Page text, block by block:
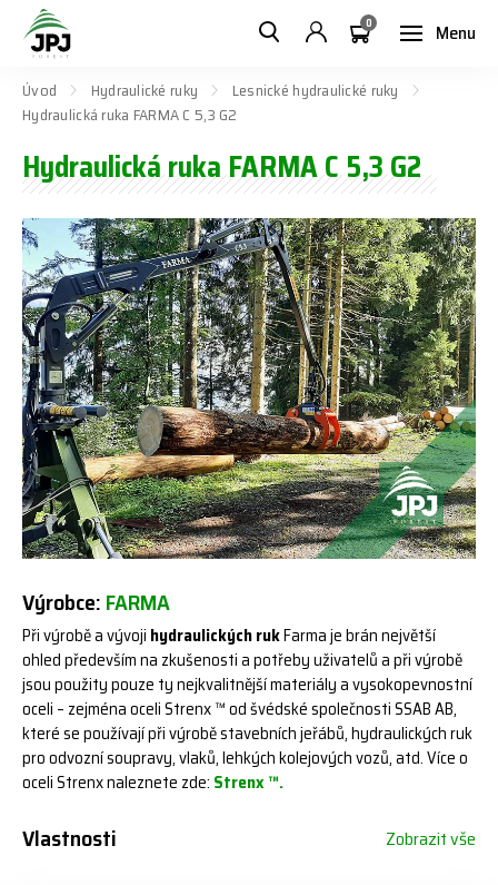
Menu
0
Úvod Hydraulické ruky
Lesnické hydraulické ruky
Hydraulická ruka FARMA C 5,3 G2
Hydraulická ruka FARMA C 5,3 G2
Výrobce:FARMA
Při výrobě a vývoji hydraulických rukFarma je brán největší
ohled především na zkušenosti a potřeby uživatelů a při výrobě
jsou použity pouze ty nejkvalitnější materiály a vysokopevnostní
oceli – zejména oceli Strenx ™ od švédské společnosti SSAB AB,
které se používají při výrobě stavebních jeřábů, hydraulických ruk
pro odvozní soupravy, vlaků, lehkých kolejových vozů, atd. Více o
oceli Strenx naleznete zde: Strenx ™.
Vlastnosti Zobrazit vše